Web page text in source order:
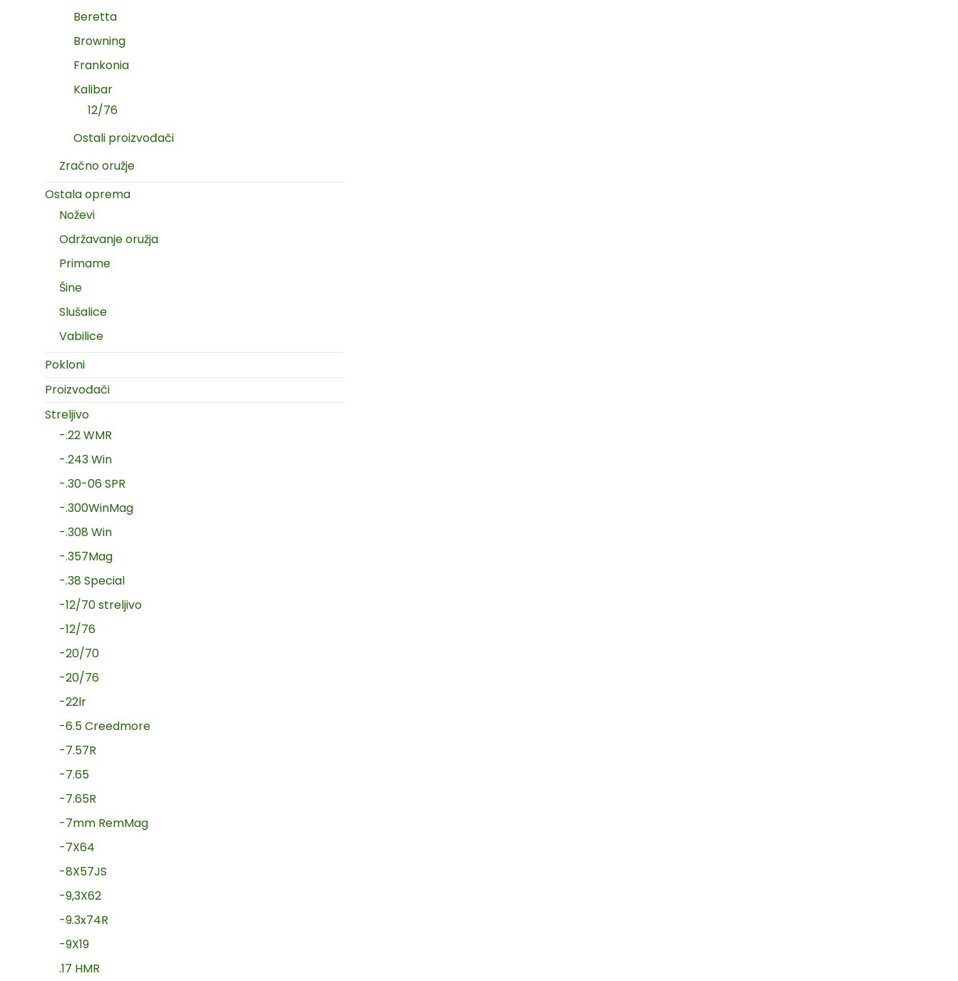
Beretta
Browning
Frankonia
Kalibar
12/76
Ostali proizvođači
Zračno oružje
Ostala oprema
Noževi
Održavanje oružja
Primame
Šine
Slušalice
Vabilice
Pokloni
Proizvođači
Streljivo
-.22 WMR
-.243 Win
-.30-06 SPR
-.300WinMag
-.308 Win
-.357Mag
-.38 Special
-12/70 streljivo
-12/76
-20/70
-20/76
-22lr
-6.5 Creedmore
-7.57R
-7.65
-7.65R
-7mm RemMag
-7X64
-8X57JS
-9,3X62
-9.3x74R
-9X19
.17 HMR